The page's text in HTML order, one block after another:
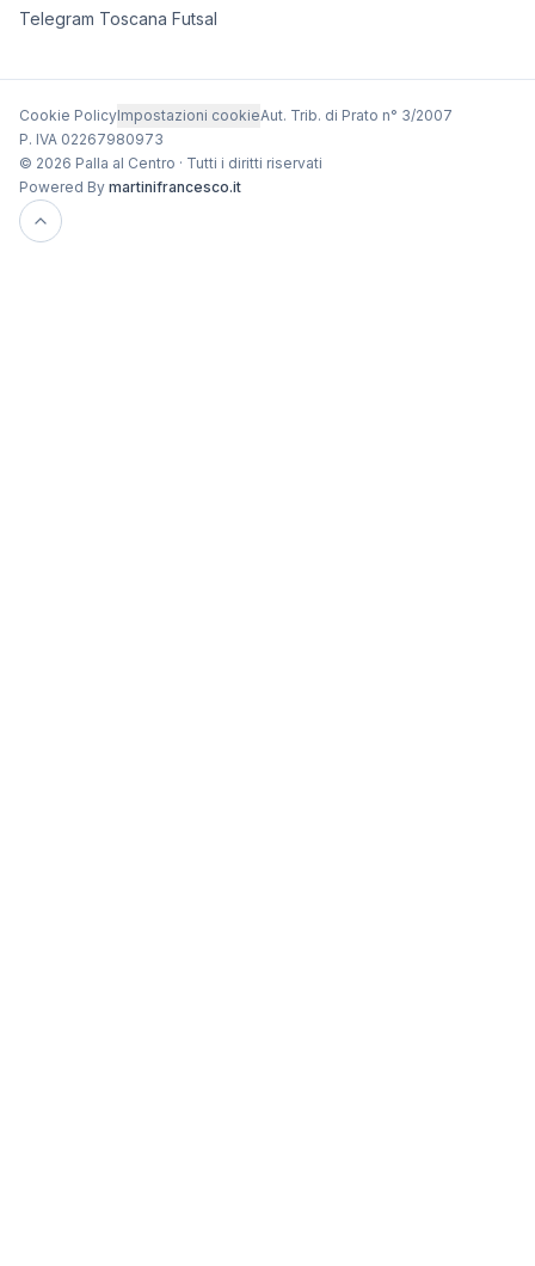
Telegram Toscana Futsal
Cookie PolicyImpostazioni cookieAut. Trib. di Prato n° 3/2007
P. IVA 02267980973
© 2026 Palla al Centro · Tutti i diritti riservati
Powered By martinifrancesco.it